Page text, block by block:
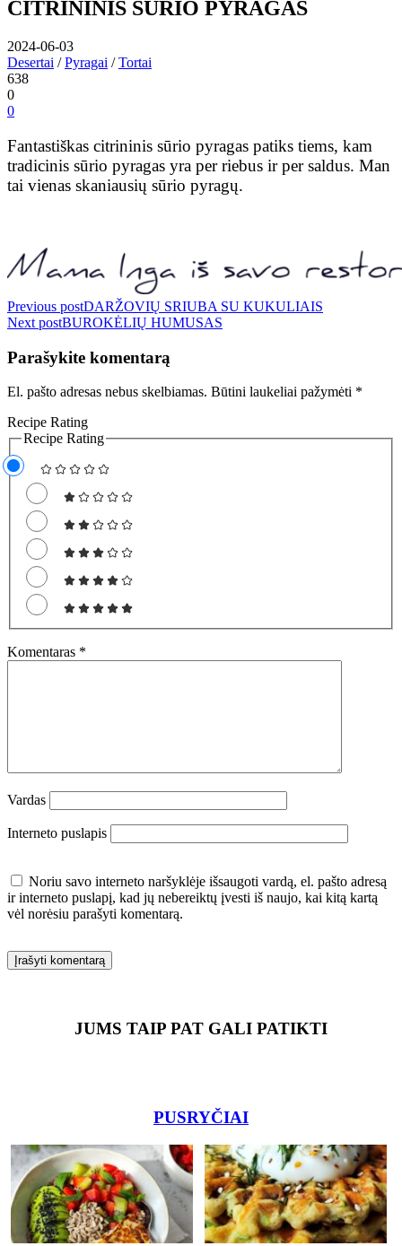
CITRININIS SŪRIO PYRAGAS
2024-06-03
Desertai /Pyragai /Tortai
638
0
0
Fantastiškas citrininis sūrio pyragas patiks tiems, kam
tradicinis sūrio pyragas yra per riebus ir per saldus. Man
tai vienas skaniausių sūrio pyragų.
Navigacija
tarp
įrašų
Previous postDARŽOVIŲ SRIUBA SU KUKULIAIS
Next postBUROKĖLIŲ HUMUSAS
Parašykite komentarą
El. pašto adresas nebus skelbiamas. Būtini laukeliai pažymėti *
Recipe Rating
Recipe Rating
Komentaras *
Vardas
Interneto puslapis
Noriu savo interneto naršyklėje išsaugoti vardą, el. pašto adresą
ir interneto puslapį, kad jų nebereiktų įvesti iš naujo, kai kitą kartą
vėl norėsiu parašyti komentarą.
JUMS TAIP PAT GALI PATIKTI
PUSRYČIAI